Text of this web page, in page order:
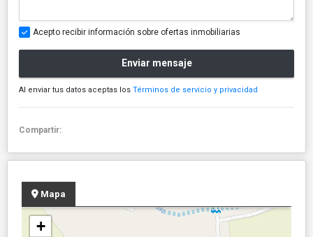
Acepto recibir información sobre ofertas inmobiliarias
Enviar mensaje
Al enviar tus datos aceptas los Términos de servicio y privacidad
Compartir:
Mapa
+